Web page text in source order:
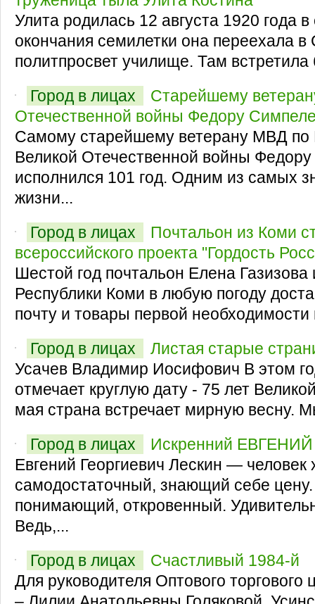
Улита родилась 12 августа 1920 года
окончания семилетки она переехала
политпросвет училище. Там
Город в лицах
Старейшему
Отечественной войны Федору
Самому старейшему ветерану МВД по
Великой Отечественной войны
исполнился 101 год. Одним из самых
жизни...
Город в лицах
Почтальон из Коми
всероссийского проекта "Гордость
Шестой год почтальон Елена Газизова
Республики Коми в любую погоду
почту и товары первой необходимости
Город в лицах
Листая старые
Усачев Владимир Иосифович В этом
отмечает круглую дату - 75 лет
мая страна встречает мирную весну.
Город в лицах
Искренний
Евгений Георгиевич Лескин —
самодостаточный, знающий себе
понимающий, откровенный.
Ведь,...
Город в лицах
Счастливый 1984-й
Для руководителя Оптового